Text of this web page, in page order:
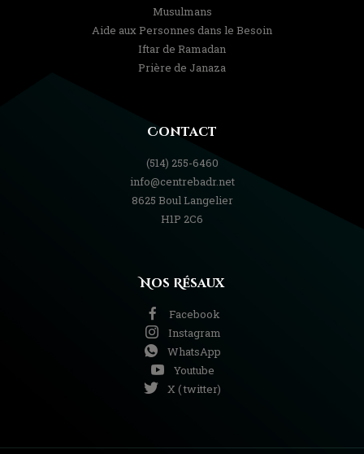
Musulmans
Aide aux Personnes dans le Besoin
Iftar de Ramadan
Prière de Janaza
Contact
(514) 255-6460
info@centrebadr.net
8625 Boul Langelier
H1P 2C6
Nos Résaux
Facebook
Instagram
WhatsApp
Youtube
X ( twitter)